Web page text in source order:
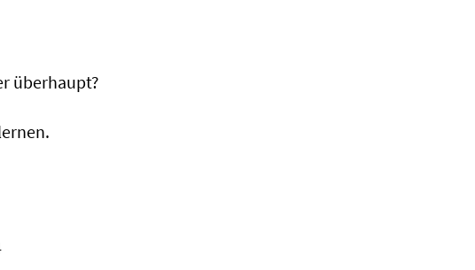
überhaupt?